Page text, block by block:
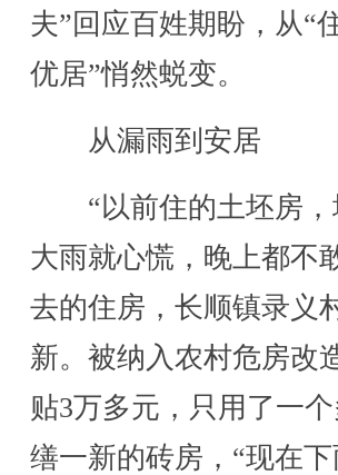
夫”回应百姓期盼，从“
优居”悄然蜕变。
从漏雨到安居
“以前住的土坯房，
大雨就心慌，晚上都不
去的住房，长顺镇录义
新。被纳入农村危房改
贴3万多元，只用了一
缮一新的砖房，“现在